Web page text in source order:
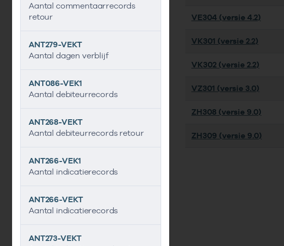
Aantal commentaarrecords
retour
ANT279-VEKT
Aantal dagen verblijf
ANT086-VEK1
Aantal debiteurrecords
ANT268-VEKT
Aantal debiteurrecords retour
ANT266-VEK1
Aantal indicatierecords
ANT266-VEKT
Aantal indicatierecords
ANT273-VEKT
VE304 (versie 4.2)
VK301 (versie 2.2)
VK302 (versie 2.2)
VZ301 (versie 3.0)
ZH308 (versie 9.0)
ZH309 (versie 9.0)